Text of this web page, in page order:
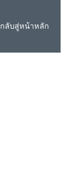
กลับสู่หน้าหลัก